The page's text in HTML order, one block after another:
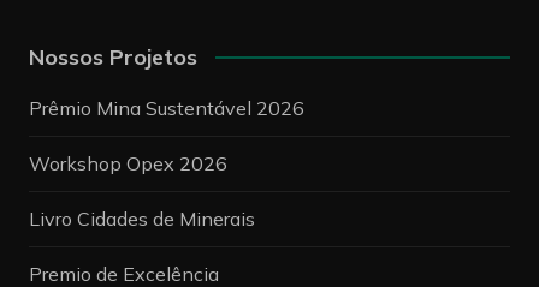
Nossos Projetos
Prêmio Mina Sustentável 2026
Workshop Opex 2026
Livro Cidades de Minerais
Premio de Excelência